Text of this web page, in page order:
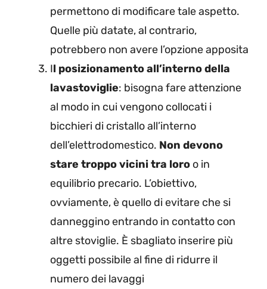
permettono di modificare tale aspetto.
Quelle più datate, al contrario,
potrebbero non avere l’opzione apposita
Il posizionamento all’interno della
lavastoviglie: bisogna fare attenzione
al modo in cui vengono collocati i
bicchieri di cristallo all’interno
dell’elettrodomestico. Non devono
stare troppo vicini tra loro o in
equilibrio precario. L’obiettivo,
ovviamente, è quello di evitare che si
danneggino entrando in contatto con
altre stoviglie. È sbagliato inserire più
oggetti possibile al fine di ridurre il
numero dei lavaggi